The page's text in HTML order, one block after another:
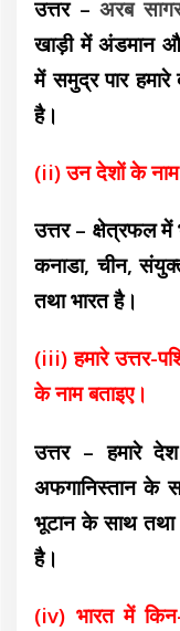
उत्तर – अरब
खाड़ी में अंडमान
में समुद्र पार हमारे
है।
(ii) उन देशों के नाम
उत्तर – क्षेत्रफल
कनाडा, चीन,
तथा भारत है।
(iii) हमारे उत्तर-
के नाम बताइए।
उत्तर – हमारे
अफगानिस्तान के
भूटान के साथ तथा
है।
(iv) भारत में